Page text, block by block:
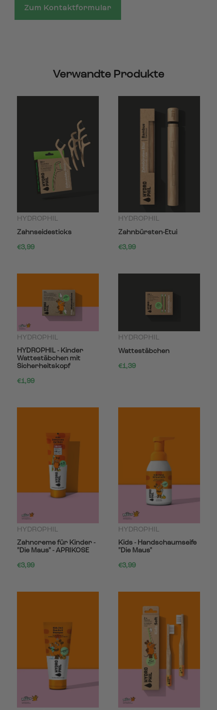
Zum Kontaktformular
Verwandte Produkte
HYDROPHIL
Zahnseidesticks
€3,99
HYDROPHIL
Zahnbürsten-Etui
€3,99
HYDROPHIL
HYDROPHIL - Kinder
Wattestäbchen mit
Sicherheitskopf
€1,99
HYDROPHIL
Wattestäbchen
€1,39
HYDROPHIL
Zahncreme für Kinder -
"Die Maus" - APRIKOSE
€3,99
HYDROPHIL
Kids - Handschaumseife
"Die Maus"
€3,99